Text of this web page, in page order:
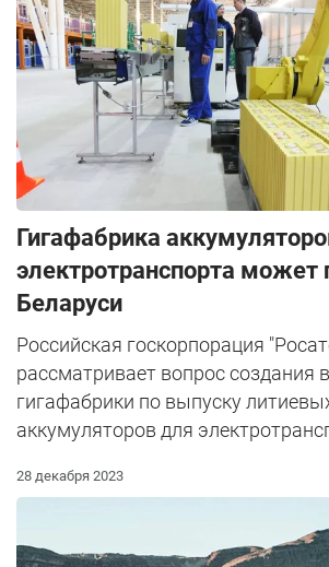
Гигафабрика
электротранспорта может
Беларуси
Российская госкорпорация
рассматривает вопрос создания
гигафабрики по выпуску
аккумуляторов для
28 декабря 2023